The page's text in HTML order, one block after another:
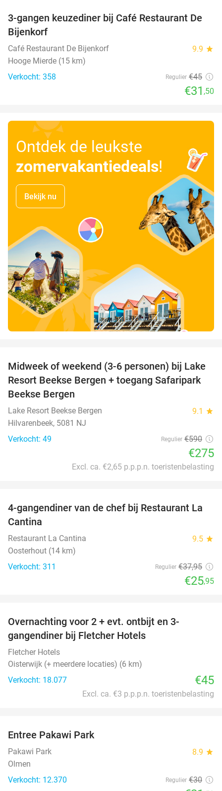
30%
3-gangen keuzediner bij Café Restaurant De
Bijenkorf
Café Restaurant De Bijenkorf 9.9 star
Hooge Mierde (15 km)
Verkocht: 358
Regulier €45
€31 ,50
Ontdek de leukste
zomervakantiedeals!
Bekijk nu
53%
Midweek of weekend (3-6 personen) bij Lake
Resort Beekse Bergen + toegang Safaripark
Beekse Bergen
Lake Resort Beekse Bergen 9.1 star
Hilvarenbeek, 5081 NJ
Verkocht: 49
Regulier €590
€275
Excl. ca. €2,65 p.p.p.n. toeristenbelasting
32%
4-gangendiner van de chef bij Restaurant La
Cantina
Restaurant La Cantina 9.5 star
Oosterhout (14 km)
Verkocht: 311
Regulier €37,95
€25,95
Overnachting voor 2 + evt. ontbijt en 3-
gangendiner bij Fletcher Hotels
Fletcher Hotels
Oisterwijk (+ meerdere locaties) (6 km)
Verkocht: 18.077
€45
Excl. ca. €3 p.p.p.n. toeristenbelasting
Entree Pakawi Park
Pakawi Park 8.9 star
Olmen
Verkocht: 12.370
Regulier €30